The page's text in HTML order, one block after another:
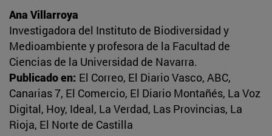
Ana Villarroya
Investigadora del Instituto de Biodiversidad y
Medioambiente y profesora de la Facultad de
Ciencias de la Universidad de Navarra.
Publicado en: El Correo, El Diario Vasco, ABC,
Canarias 7, El Comercio, El Diario Montañés, La Voz
Digital, Hoy, Ideal, La Verdad, Las Provincias, La
Rioja, El Norte de Castilla